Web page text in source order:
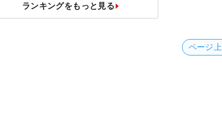
ランキングをもっと見る
ページ